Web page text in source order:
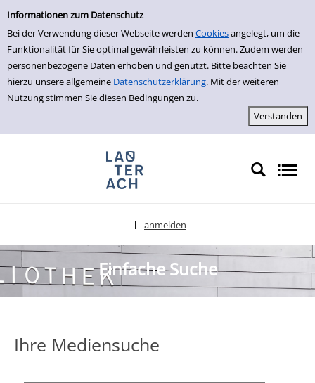
Einfache Suche
Informationen zum Datenschutz
Bei der Verwendung dieser Webseite werden Cookiesangelegt, um die
Funktionalität für Sie optimal gewährleisten zu können. Zudem werden
personenbezogene Daten erhoben und genutzt. Bitte beachten Sie
hierzu unsere allgemeine Datenschutzerklärung. Mit der weiteren
Nutzung stimmen Sie diesen Bedingungen zu.
zur Navigation springen
zum Inhalt springen
Zu den Suchfiltern springen
Zur Trefferliste springen
anmelden
Einfache Suche
Ihre Mediensuche